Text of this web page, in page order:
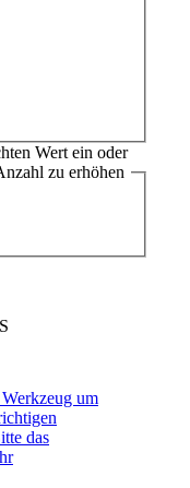
Wert ein oder
zu erhöhen
um
das